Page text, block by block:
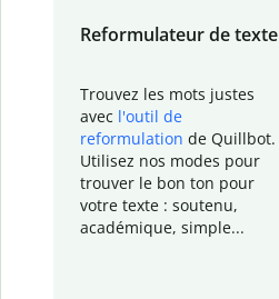
Reformulateur de texte
Trouvez les mots justes
avec l'outil de
reformulation de Quillbot.
Utilisez nos modes pour
trouver le bon ton pour
votre texte : soutenu,
académique, simple...